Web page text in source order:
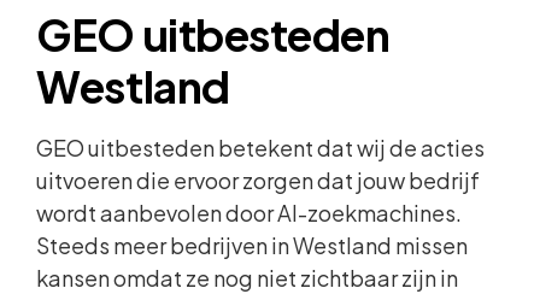
GEO uitbesteden
Westland
GEO uitbesteden betekent dat wij de acties
uitvoeren die ervoor zorgen dat jouw bedrijf
wordt aanbevolen door AI-zoekmachines.
Steeds meer bedrijven in Westland missen
kansen omdat ze nog niet zichtbaar zijn in